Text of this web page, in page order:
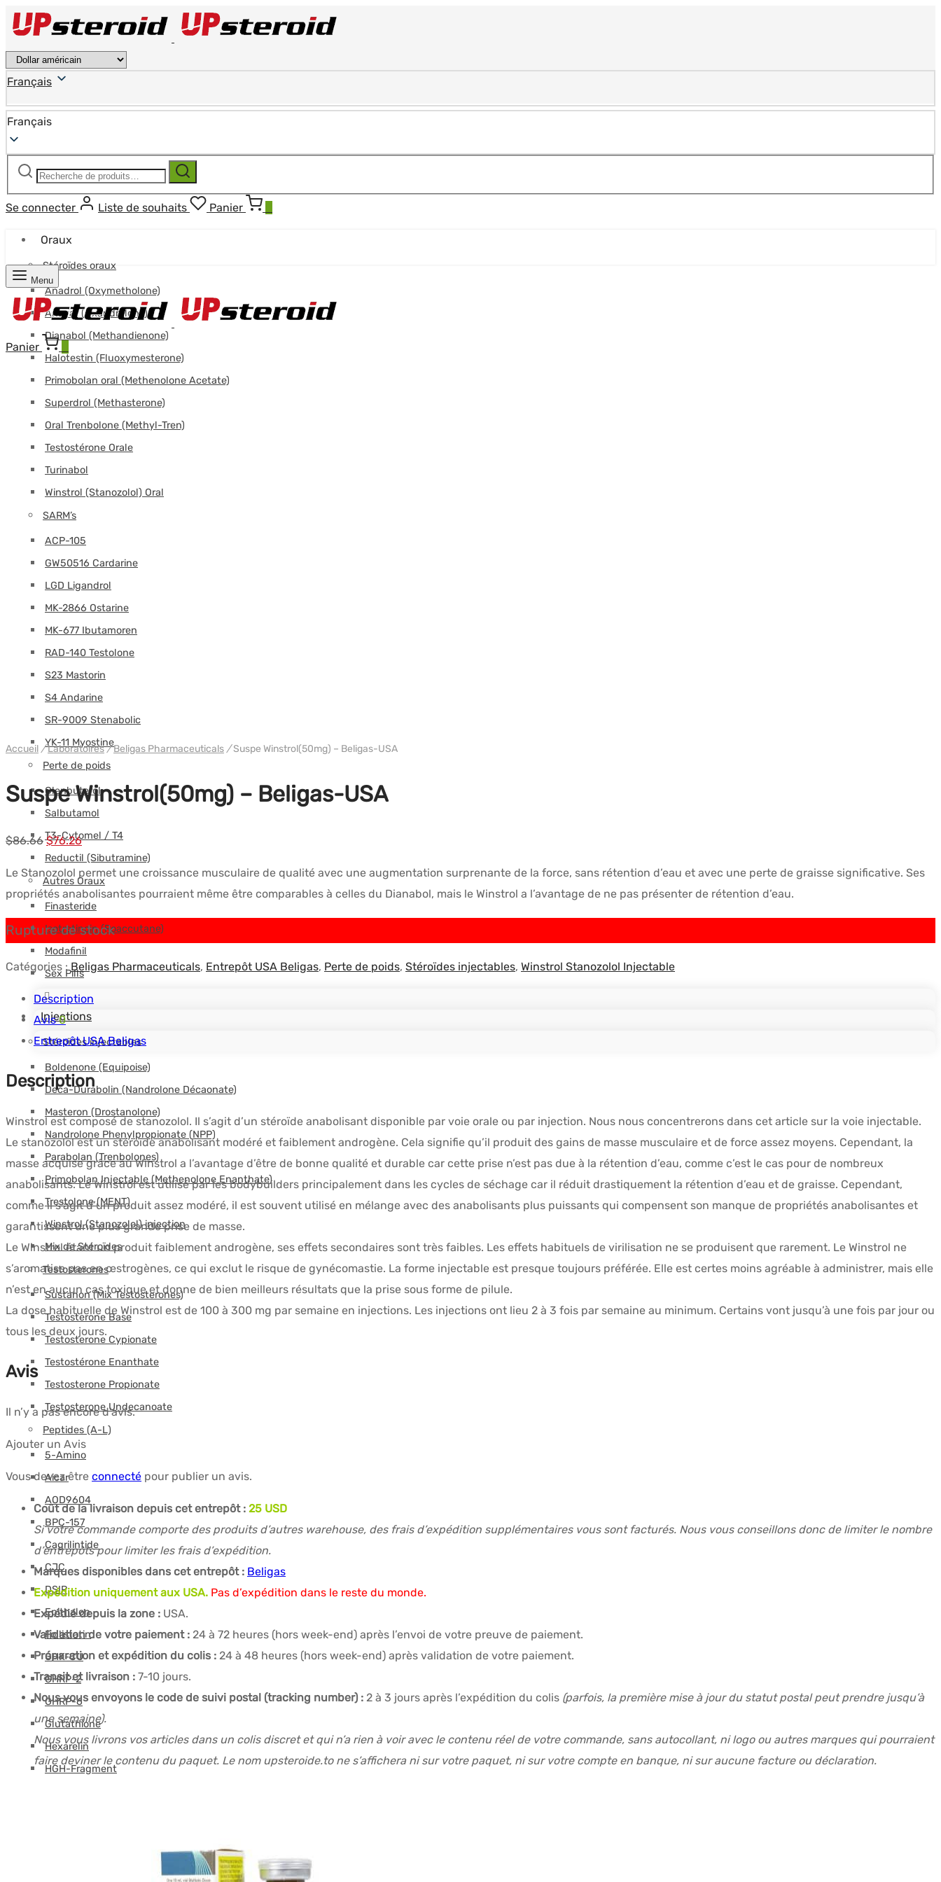
Français
Français
Recherche
Recherche
Se connecter Liste de souhaits Panier
Oraux
Stéroïdes oraux
Anadrol (Oxymetholone)
Anavar (Oxandrolone)
Dianabol (Methandienone)
Halotestin (Fluoxymesterone)
Primobolan oral (Methenolone Acetate)
Superdrol (Methasterone)
Oral Trenbolone (Methyl-Tren)
Testostérone Orale
Turinabol
Winstrol (Stanozolol) Oral
SARM’s
ACP-105
GW50516 Cardarine
LGD Ligandrol
MK-2866 Ostarine
MK-677 Ibutamoren
RAD-140 Testolone
S23 Mastorin
S4 Andarine
SR-9009 Stenabolic
YK-11 Myostine
Perte de poids
Clenbuterol
Salbutamol
T3-Cytomel / T4
Reductil (Sibutramine)
Autres Oraux
Finasteride
Isotretinoin (Roaccutane)
Modafinil
Sex Pills
Injections
Stéroïdes injectables
Boldenone (Equipoise)
Deca-Durabolin (Nandrolone Décaonate)
Masteron (Drostanolone)
Nandrolone Phenylpropionate (NPP)
Parabolan (Trenbolones)
Primobolan Injectable (Methenolone Enanthate)
Trestolone (MENT)
Winstrol (Stanozolol) injection
Mix de Stéroïdes
Testosterones
Sustanon (Mix Testosterones)
Testosterone Base
Testosterone Cypionate
Testostérone Enanthate
Testosterone Propionate
Testosterone Undecanoate
Peptides (A-L)
5-Amino
Aicar
AOD9604
BPC-157
Cagrilintide
CJC
DSIP
Epithalon
Follistatin
GHK-CU
GHRP-2
GHRP-6
Glutathione
Hexarelin
HGH-Fragment
Menu
Panier
Accueil /Laboratoires/Beligas Pharmaceuticals /Suspe Winstrol(50mg) – Beligas-USA
Suspe Winstrol(50mg) – Beligas-USA
$86.66Le
prix
initial
était :
$86.66.
$76.26Le
prix
actuel
est :
$76.26.
Le Stanozolol permet une croissance musculaire de qualité avec une augmentation surprenante de la force, sans rétention d’eau et avec une perte de graisse significative. Ses
propriétés anabolisantes pourraient même être comparables à celles du Dianabol, mais le Winstrol a l’avantage de ne pas présenter de rétention d’eau.
Rupture de stock
Catégories :Beligas Pharmaceuticals, Entrepôt USA Beligas, Perte de poids, Stéroïdes injectables, Winstrol Stanozolol Injectable
Description
Avis0
Entrepôt USA Beligas
Description
Winstrol est composé de stanozolol. Il s’agit d’un stéroïde anabolisant disponible par voie orale ou par injection. Nous nous concentrerons dans cet article sur la voie injectable.
Le stanozolol est un stéroïde anabolisant modéré et faiblement androgène. Cela signifie qu’il produit des gains de masse musculaire et de force assez moyens. Cependant, la
masse acquise grâce au Winstrol a l’avantage d’être de bonne qualité et durable car cette prise n’est pas due à la rétention d’eau, comme c’est le cas pour de nombreux
anabolisants. Le Winstrol est utilisé par les bodybuilders principalement dans les cycles de séchage car il réduit drastiquement la rétention d’eau et de graisse. Cependant,
comme il s’agit d’un produit assez modéré, il est souvent utilisé en mélange avec des anabolisants plus puissants qui compensent son manque de propriétés anabolisantes et
garantissent une plus grande prise de masse.
Le Winstrol étant un produit faiblement androgène, ses effets secondaires sont très faibles. Les effets habituels de virilisation ne se produisent que rarement. Le Winstrol ne
s’aromatise pas en œstrogènes, ce qui exclut le risque de gynécomastie. La forme injectable est presque toujours préférée. Elle est certes moins agréable à administrer, mais elle
n’est en aucun cas toxique et donne de bien meilleurs résultats que la prise sous forme de pilule.
La dose habituelle de Winstrol est de 100 à 300 mg par semaine en injections. Les injections ont lieu 2 à 3 fois par semaine au minimum. Certains vont jusqu’à une fois par jour ou
tous les deux jours.
Avis
Il n’y a pas encore d’avis.
Ajouter un Avis
Vous devez être connecté pour publier un avis.
Coût de la livraison depuis cet entrepôt : 25 USD
Si votre commande comporte des produits d’autres warehouse, des frais d’expédition supplémentaires vous sont facturés. Nous vous conseillons donc de limiter le nombre
d’entrepôts pour limiter les frais d’expédition.
Marques disponibles dans cet entrepôt : Beligas
Expédition uniquement aux USA. Pas d’expédition dans le reste du monde.
Expédié depuis la zone : USA.
Validation de votre paiement : 24 à 72 heures (hors week-end) après l’envoi de votre preuve de paiement.
Préparation et expédition du colis : 24 à 48 heures (hors week-end) après validation de votre paiement.
Transit et livraison : 7-10 jours.
Nous vous envoyons le code de suivi postal (tracking number) : 2 à 3 jours après l’expédition du colis (parfois, la première mise à jour du statut postal peut prendre jusqu’à
une semaine).
Nous vous livrons vos articles dans un colis discret et qui n’a rien à voir avec le contenu réel de votre commande, sans autocollant, ni logo ou autres marques qui pourraient
faire deviner le contenu du paquet. Le nom upsteroide.to ne s’affichera ni sur votre paquet, ni sur votre compte en banque, ni sur aucune facture ou déclaration.